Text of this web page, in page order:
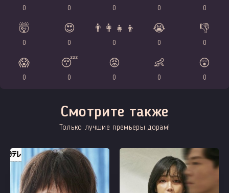
0 0 0 0 0
🤯
0
😍
0
👨‍👩‍👧‍👦
0
😭
0
👎
0
😱
0
😴
0
😡
0
👶
0
😲
0
Смотрите также
Только лучшие премьеры дорам!